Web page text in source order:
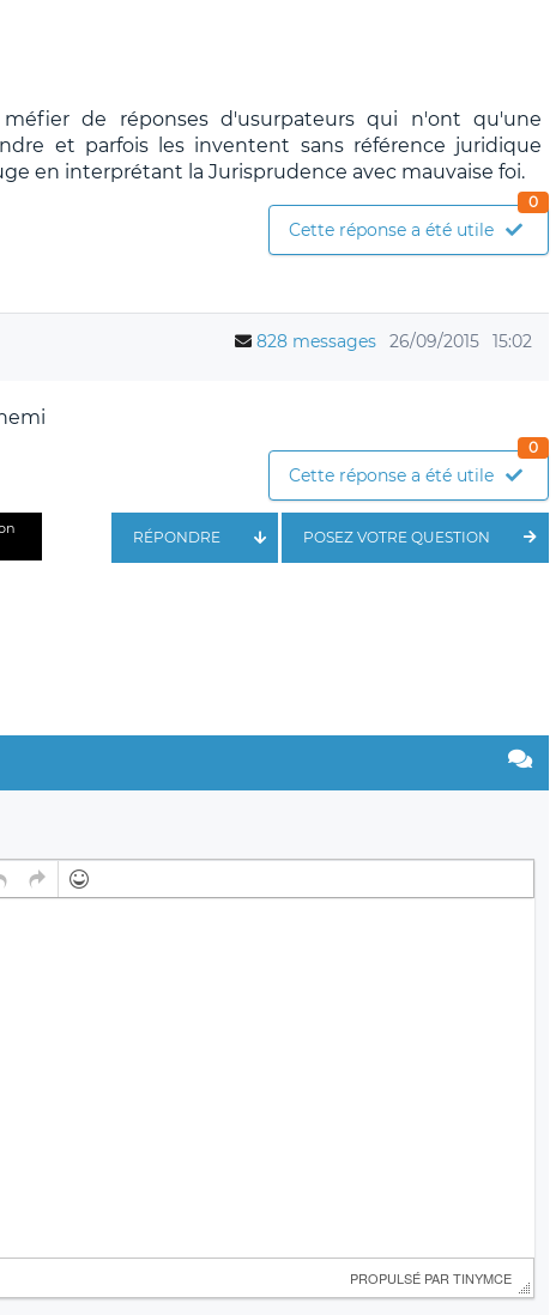
de réponses d'usurpateurs qui n'ont qu'une
et parfois les inventent sans référence juridique
en interprétant la Jurisprudence avec mauvaise foi.
Cette réponse a été utile
0
828 messages 26/09/2015 15:02
Cette réponse a été utile
0
POSEZ VOTRE QUESTION
RÉPONDRE
PROPULSÉ PAR TINYMCE